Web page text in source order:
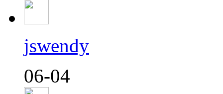
jswendy
06-04